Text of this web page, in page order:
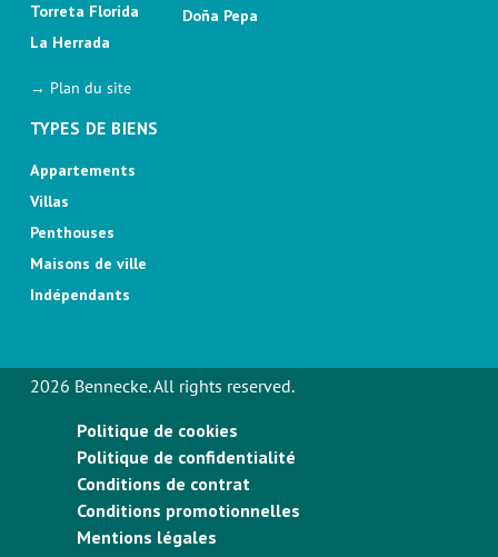
Torreta Florida
La Herrada
Doña Pepa
→ Plan du site
TYPES DE BIENS
Appartements
Villas
Penthouses
Maisons de ville
Indépendants
2026 Bennecke. All rights reserved.
Politique de cookies
Politique de confidentialité
Conditions de contrat
Conditions promotionnelles
Mentions légales